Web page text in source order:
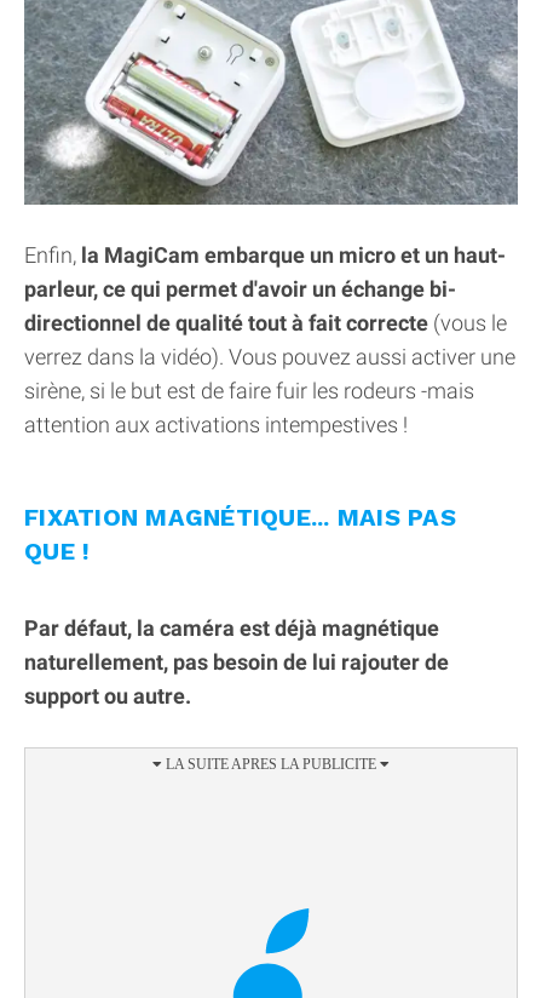
Enfin, la MagiCam embarque un micro et un haut-
parleur, ce qui permet d'avoir un échange bi-
directionnel de qualité tout à fait correcte (vous le
verrez dans la vidéo). Vous pouvez aussi activer une
sirène, si le but est de faire fuir les rodeurs -mais
attention aux activations intempestives !
FIXATION MAGNÉTIQUE... MAIS PAS
QUE !
Par défaut, la caméra est déjà magnétique
naturellement, pas besoin de lui rajouter de
support ou autre.